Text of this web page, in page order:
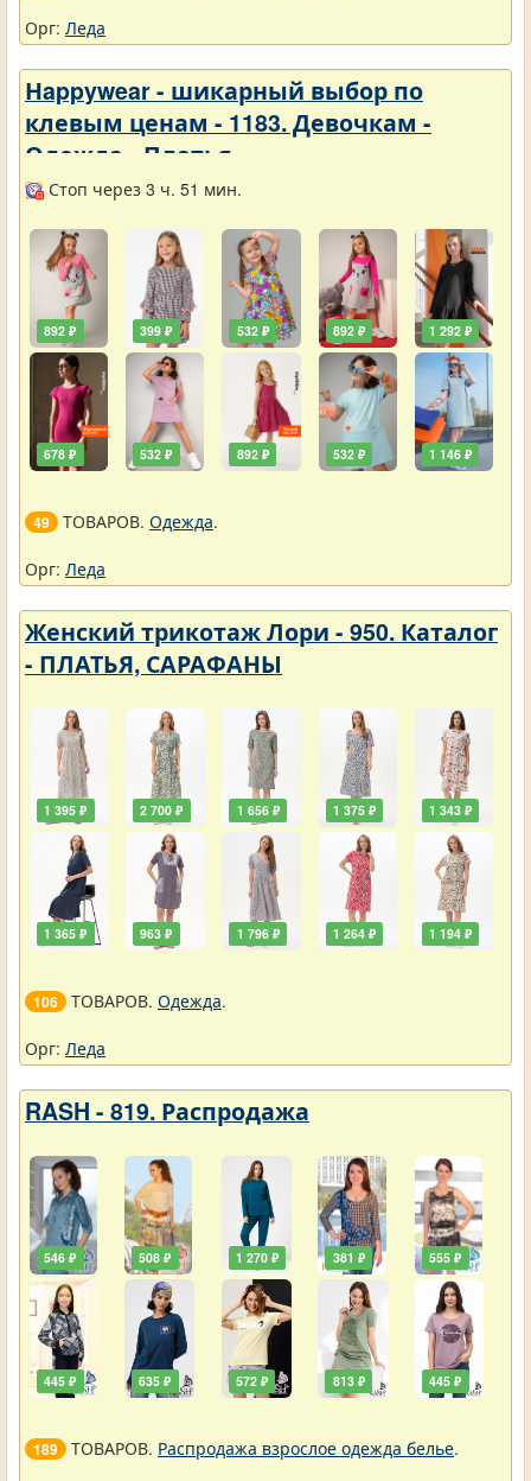
Орг: Леда
Нappywear - шикарный выбор по
клевым ценам - 1183. Девочкам -
Одежда - Платья
Стоп через 3 ч. 51 мин.
892 ₽
678 ₽
399 ₽
532 ₽
532 ₽
892 ₽
892 ₽
532 ₽
1 292 ₽
1 146 ₽
49 ТОВАРОВ. Одежда.
Орг: Леда
Женский трикотаж Лори - 950. Каталог
- ПЛАТЬЯ, САРАФАНЫ
1 395 ₽
1 365 ₽
2 700 ₽
963 ₽
1 656 ₽
1 796 ₽
1 375 ₽
1 264 ₽
1 343 ₽
1 194 ₽
106 ТОВАРОВ. Одежда.
Орг: Леда
RASH - 819. Распродажа
546 ₽
445 ₽
508 ₽
635 ₽
1 270 ₽
572 ₽
381 ₽
813 ₽
555 ₽
445 ₽
189 ТОВАРОВ. Распродажа взрослое одежда белье.